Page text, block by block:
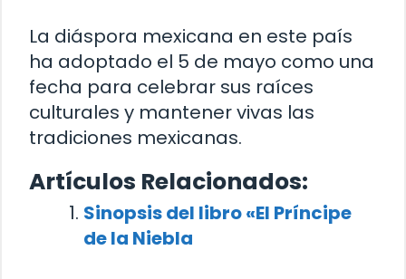
La diáspora mexicana en este país
ha adoptado el 5 de mayo como una
fecha para celebrar sus raíces
culturales y mantener vivas las
tradiciones mexicanas.
Artículos Relacionados:
Sinopsis del libro «El Príncipe
de la Niebla